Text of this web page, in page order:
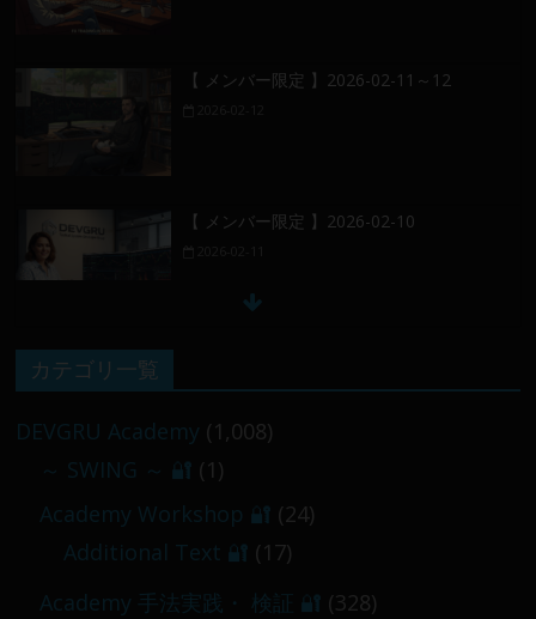
【 メンバー限定 】2026-02-11～12
【 メンバー限定 】2026-02-10
／
【 メンバー限定 】2026-03-05～06
カテゴリ一覧
DEVGRU Academy (1,008)
～ SWING ～ 🔐 (1)
Academy Workshop 🔐 (24)
Additional Text 🔐 (17)
Academy 手法実践・ 検証 🔐 (328)